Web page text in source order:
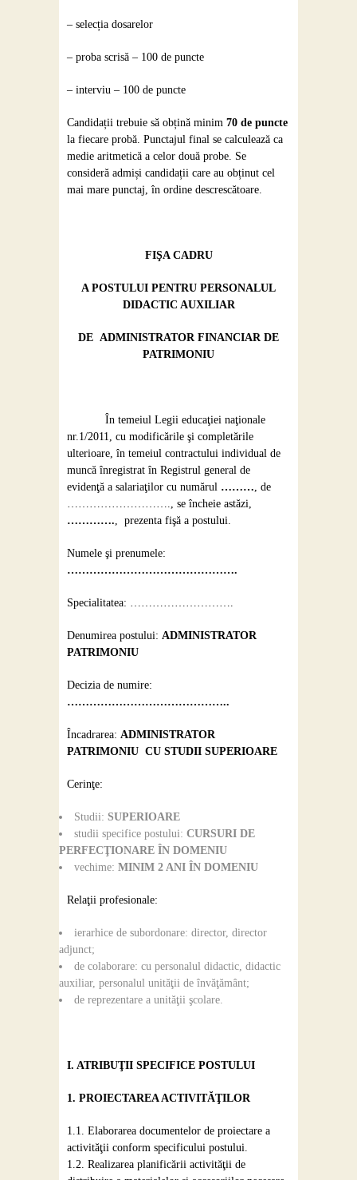
– selecția dosarelor
– proba scrisă – 100 de puncte
– interviu – 100 de puncte
Candidații trebuie să obțină minim 70 de puncte
la fiecare probă. Punctajul final se calculează ca
medie aritmetică a celor două probe. Se
consideră admiși candidații care au obținut cel
mai mare punctaj, în ordine descrescătoare.
FIŞA CADRU
A POSTULUI PENTRU PERSONALUL
DIDACTIC AUXILIAR
DE ADMINISTRATOR FINANCIAR DE
PATRIMONIU
În temeiul Legii educaţiei naţionale
nr.1/2011, cu modificările şi completările
ulterioare, în temeiul contractului individual de
muncă înregistrat în Registrul general de
evidenţă a salariaţilor cu numărul ………, de
………………………., se încheie astăzi,
…………., prezenta fişă a postului.
Numele şi prenumele:
……………………………………….
Specialitatea: ……………………….
Denumirea postului: ADMINISTRATOR
PATRIMONIU
Decizia de numire:
……………………………………..
Încadrarea: ADMINISTRATOR
PATRIMONIU CU STUDII SUPERIOARE
Cerinţe:
Studii: SUPERIOARE
studii specifice postului: CURSURI DE
PERFECŢIONARE ÎN DOMENIU
vechime: MINIM 2 ANI ÎN DOMENIU
Relaţii profesionale:
ierarhice de subordonare: director, director
adjunct;
de colaborare: cu personalul didactic, didactic
auxiliar, personalul unităţii de învăţământ;
de reprezentare a unităţii şcolare.
I. ATRIBUŢII SPECIFICE POSTULUI
1. PROIECTAREA ACTIVITĂŢILOR
1.1. Elaborarea documentelor de proiectare a
activităţii conform specificului postului.
1.2. Realizarea planificării activităţii de